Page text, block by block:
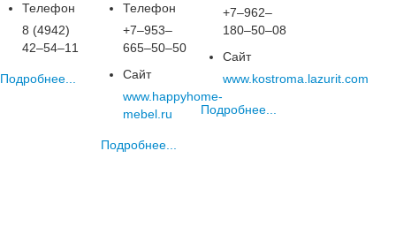
Телефон
8 (4942)
42‒54‒11
Подробнее...
Телефон
+7‒953‒
665‒50‒50
Сайт
www.happyhome-
mebel.ru
Подробнее...
+7‒962‒
180‒50‒08
Сайт
www.kostroma.lazurit.com
Подробнее...